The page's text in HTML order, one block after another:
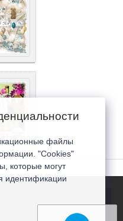
файлы
"Cookies"
которые могут
идентификации